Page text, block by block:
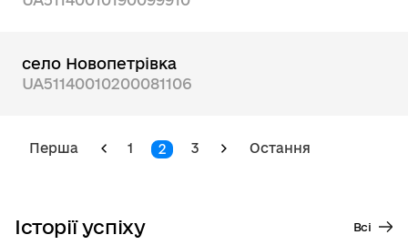
село Новопетрівка
UA51140010200081106
Перша 1 2 3 Остання
Історії успіху Всі